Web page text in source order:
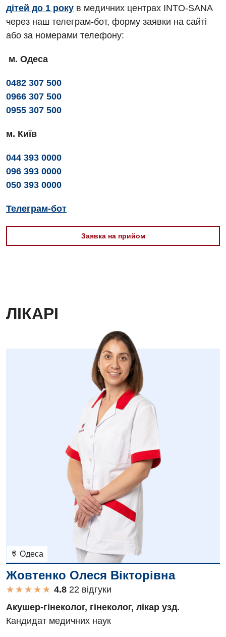
дітей до 1 року в медичних центрах INTO-SANA
через наш телеграм-бот, форму заявки на сайті
або за номерами телефону:
м. Одеса
0482 307 500
0966 307 500
0955 307 500
м. Київ
044 393 0000
096 393 0000
050 393 0000
Телеграм-бот
Заявка на прийом
ЛІКАРІ
Одеса
Жовтенко Олеся Вікторівна
★
★
★
★
★
★ ★ ★ ★ ★
22 вiдгуки
Акушер-гінеколог, гінеколог, лікар узд.
Кандидат медичних наук